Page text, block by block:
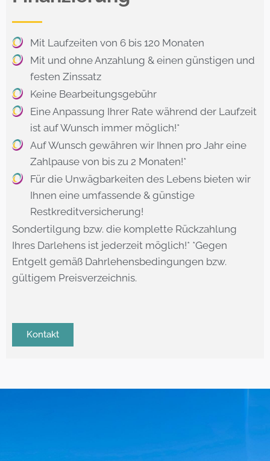
Mit Laufzeiten von 6 bis 120 Monaten
Mit und ohne Anzahlung & einen günstigen und
festen Zinssatz
Keine Bearbeitungsgebühr
Eine Anpassung Ihrer Rate während der Laufzeit
ist auf Wunsch immer möglich!*
Auf Wunsch gewähren wir Ihnen pro Jahr eine
Zahlpause von bis zu 2 Monaten!*
Für die Unwägbarkeiten des Lebens bieten wir
Ihnen eine umfassende & günstige
Restkreditversicherung!
Sondertilgung bzw. die komplette Rückzahlung
Ihres Darlehens ist jederzeit möglich!* *Gegen
Entgelt gemäß Dahrlehensbedingungen bzw.
gültigem Preisverzeichnis.
Kontakt